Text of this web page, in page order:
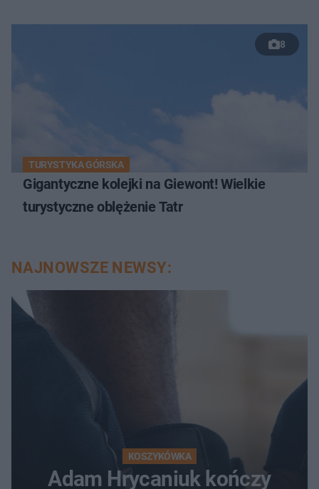
8
TURYSTYKA GÓRSKA
Gigantyczne kolejki na Giewont! Wielkie
turystyczne oblężenie Tatr
NAJNOWSZE NEWSY:
KOSZYKÓWKA
Adam Hrycaniuk kończy